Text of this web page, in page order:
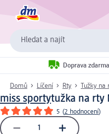
Hledat a najít
Doprava
Domů Líčení Rty Tužky na
miss sportytužka na rty
5 (2 hodnocení)